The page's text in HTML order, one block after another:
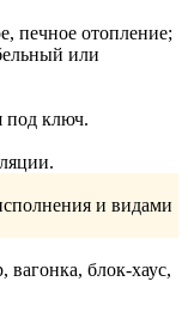
печное отопление;
или
под ключ.
и видами
блок-хаус,